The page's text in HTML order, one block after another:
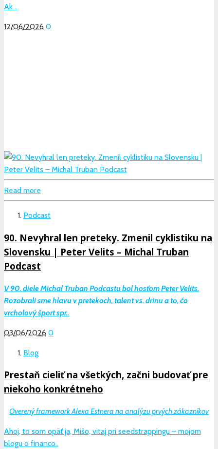
Ak ..
12/06/2026 0
Read more
Podcast
90. Nevyhral len preteky. Zmenil cyklistiku na
Slovensku | Peter Velits – Michal Truban
Podcast
V 90. diele Michal Truban Podcastu bol hosťom Peter Velits.
Rozobrali sme hlavu v pretekoch, talent vs. drinu a to, čo
vrcholový šport spr..
03/06/2026 0
Blog
Prestaň cieliť na všetkých, začni budovať pre
niekoho konkrétneho
Overený framework Alexa Estnera na analýzu prvých zákazníkov
Ahoj, to som opäť ja, Mišo, vitaj pri seedstrappingu – mojom
blogu o financo..